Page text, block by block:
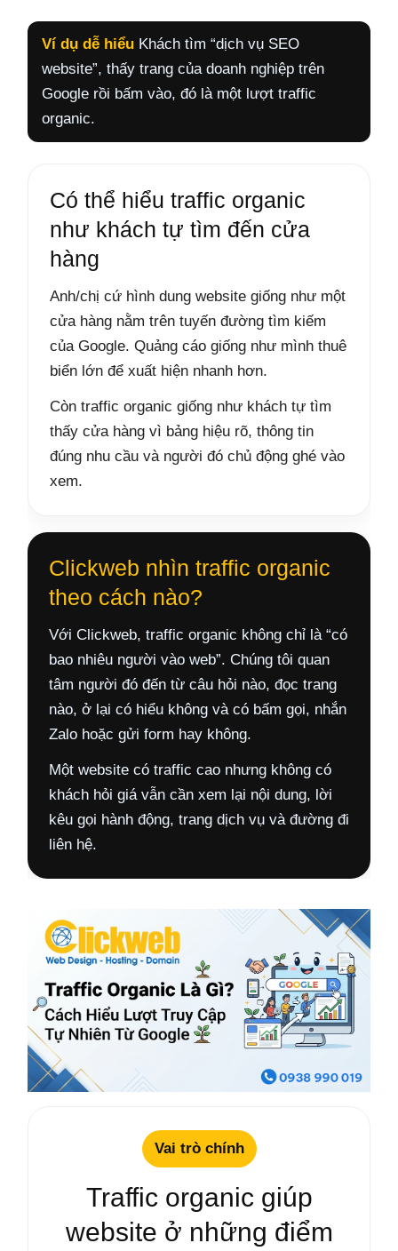
Ví dụ dễ hiểu Khách tìm “dịch vụ SEO
website”, thấy trang của doanh nghiệp trên
Google rồi bấm vào, đó là một lượt traffic
organic.
Có thể hiểu traffic organic
như khách tự tìm đến cửa
hàng
Anh/chị cứ hình dung website giống như một
cửa hàng nằm trên tuyến đường tìm kiếm
của Google. Quảng cáo giống như mình thuê
biển lớn để xuất hiện nhanh hơn.
Còn traffic organic giống như khách tự tìm
thấy cửa hàng vì bảng hiệu rõ, thông tin
đúng nhu cầu và người đó chủ động ghé vào
xem.
Clickweb nhìn traffic organic
theo cách nào?
Với Clickweb, traffic organic không chỉ là “có
bao nhiêu người vào web”. Chúng tôi quan
tâm người đó đến từ câu hỏi nào, đọc trang
nào, ở lại có hiểu không và có bấm gọi, nhắn
Zalo hoặc gửi form hay không.
Một website có traffic cao nhưng không có
khách hỏi giá vẫn cần xem lại nội dung, lời
kêu gọi hành động, trang dịch vụ và đường đi
liên hệ.
Vai trò chính
Traffic organic giúp
website ở những điểm